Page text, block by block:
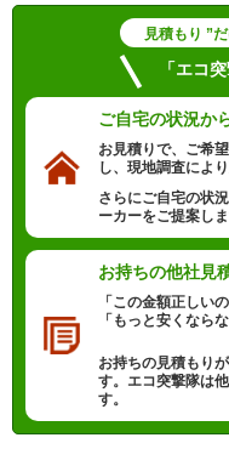
見積もり ”
「エコ
ご自宅の状況か
お見積りで、ご希
し、現地調査によ
さらにご自宅の状
ーカーをご提案しま
お持ちの他社見
「この金額正しいの
「もっと安くなら
お持ちの見積もり
す。エコ突撃隊は
す。